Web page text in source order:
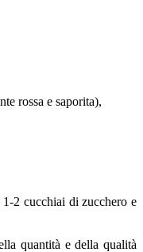
rossa e saporita),
2 cucchiai di zucchero e
quantità e della qualità